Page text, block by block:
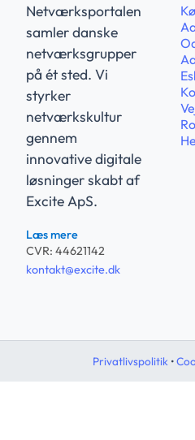
Netværksportalen
samler danske
netværksgrupper
på ét sted. Vi
styrker
netværkskultur
gennem
innovative digitale
løsninger skabt af
Excite ApS.
Læs mere
CVR: 44621142
kontakt@excite.dk
Privatlivspolitik •